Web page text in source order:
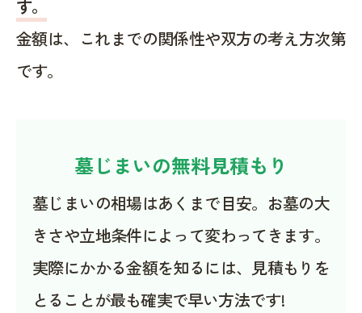
す。
金額は、これまでの関係性や双方の考え方次第
です。
墓じまいの無料見積もり
墓じまいの相場はあくまで目安。お墓の大
きさや立地条件によって変わってきます。
実際にかかる金額を知るには、見積もりを
とることが最も確実で早い方法です!